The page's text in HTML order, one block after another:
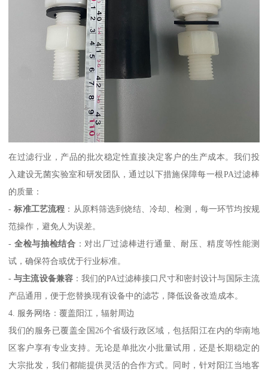
在过滤行业，产品的批次稳定性直接决定客户的生产成本。我们投
入建设无菌实验室和研发团队，通过以下措施保障每一根PA过滤棒
的质量：
-标准工艺流程 ：从原料筛选到烧结、冷却、检测，每一环节均按规
范操作，避免人为误差。
- 全检与抽检结合 ：对出厂过滤棒进行通量、耐压、精度等性能测
试，确保符合或优于行业标准。
-与主流设备兼容：我们的PA过滤棒接口尺寸和密封设计与国际主流
产品通用，便于您替换现有设备中的滤芯，降低设备改造成本。
4. 服务网络：覆盖阳江，辐射周边
我们的服务已覆盖全国26个省级行政区域，包括阳江在内的华南地
区客户享有专业支持。无论是单批次小批量试用，还是长期稳定的
大宗批发，我们都能提供灵活的合作方式。同时，针对阳江当地客